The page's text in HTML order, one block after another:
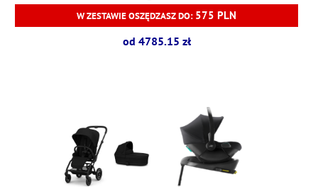
W ZESTAWIE OSZĘDZASZ DO: 575 PLN
od 4785.15 zł